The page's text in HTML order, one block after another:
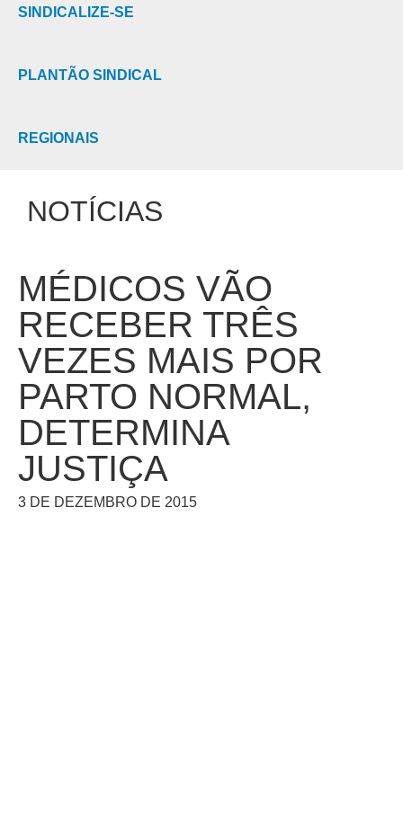
SINDICALIZE-SE
PLANTÃO SINDICAL
REGIONAIS
NOTÍCIAS
MÉDICOS VÃO
RECEBER TRÊS
VEZES MAIS POR
PARTO NORMAL,
DETERMINA
JUSTIÇA
3 DE DEZEMBRO DE 2015